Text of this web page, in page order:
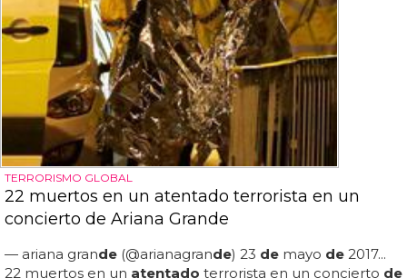
TERRORISMO GLOBAL
22 muertos en un atentado terrorista en un
concierto de Ariana Grande
— ariana grande (@arianagrande) 23 de mayo de 2017...
22 muertos en un atentado terrorista en un concierto de